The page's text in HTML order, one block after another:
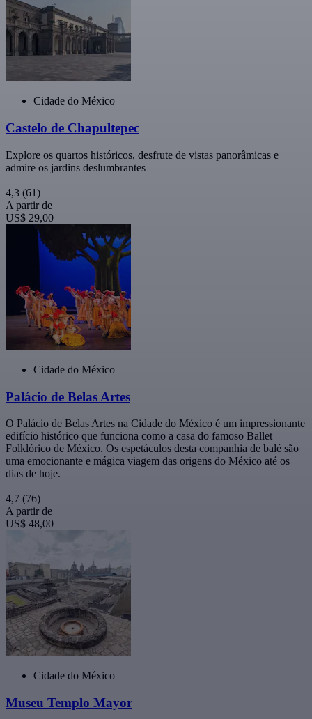
Cidade do México
Castelo de Chapultepec
Explore os quartos históricos, desfrute de vistas panorâmicas e
admire os jardins deslumbrantes
4,3 (61)
A partir de
US$ 29,00
Cidade do México
Palácio de Belas Artes
O Palácio de Belas Artes na Cidade do México é um impressionante
edifício histórico que funciona como a casa do famoso Ballet
Folklórico de México. Os espetáculos desta companhia de balé são
uma emocionante e mágica viagem das origens do México até os
dias de hoje.
4,7 (76)
A partir de
US$ 48,00
Cidade do México
Museu Templo Mayor